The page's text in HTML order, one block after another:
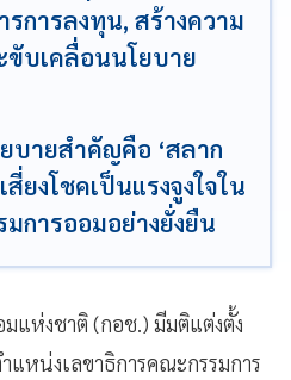
รการลงทุน, สร้างความ
ขับเคลื่อนนโยบาย
บายสำคัญคือ ‘สลาก
สี่ยงโชคเป็นแรงจูงใจใน
การออมอย่างยั่งยืน
แห่งชาติ (กอช.) มีมติแต่งตั้ง
แหน่งเลขาธิการคณะกรรมการ